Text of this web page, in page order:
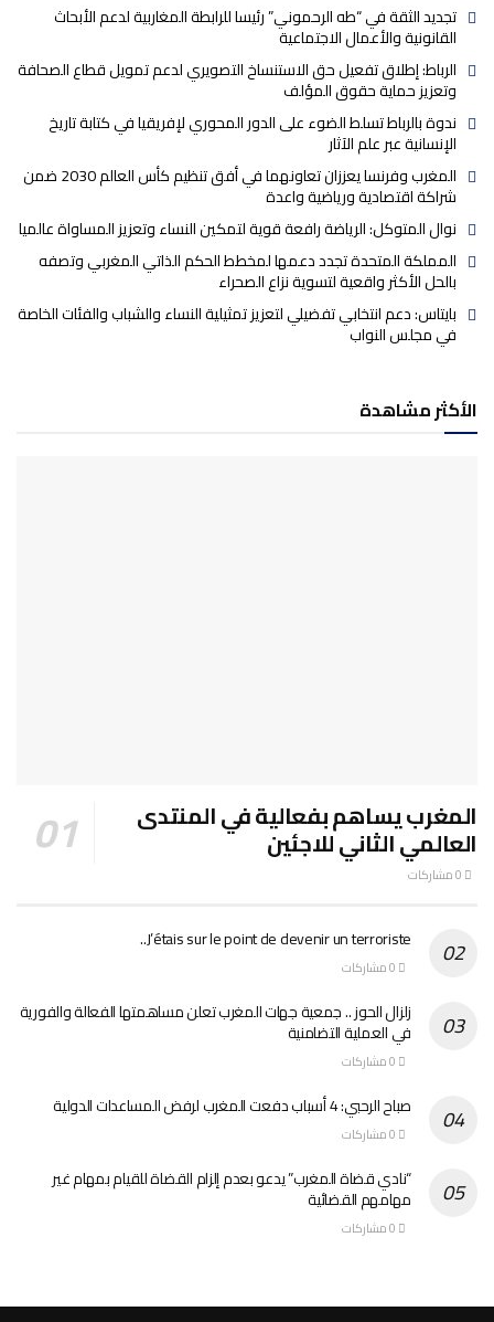
تجديد الثقة في “طه الرحموني” رئيسا للرابطة المغاربية لدعم الأبحاث
القانونية والأعمال الاجتماعية
الرباط: إطلاق تفعيل حق الاستنساخ التصويري لدعم تمويل قطاع الصحافة
وتعزيز حماية حقوق المؤلف
ندوة بالرباط تسلط الضوء على الدور المحوري لإفريقيا في كتابة تاريخ
الإنسانية عبر علم الآثار
المغرب وفرنسا يعززان تعاونهما في أفق تنظيم كأس العالم 2030 ضمن
شراكة اقتصادية ورياضية واعدة
نوال المتوكل: الرياضة رافعة قوية لتمكين النساء وتعزيز المساواة عالميا
المملكة المتحدة تجدد دعمها لمخطط الحكم الذاتي المغربي وتصفه
بالحل الأكثر واقعية لتسوية نزاع الصحراء
بايتاس: دعم انتخابي تفضيلي لتعزيز تمثيلية النساء والشباب والفئات الخاصة
في مجلس النواب
الأكثر مشاهدة
المغرب يساهم بفعالية في المنتدى
العالمي الثاني للاجئين
J’étais sur le point de devenir un terroriste..
زلزال الحوز .. جمعية جهات المغرب تعلن مساهمتها الفعالة والفورية
في العملية التضامنية
صباح الرحبي: 4 أسباب دفعت المغرب لرفض المساعدات الدولية
“نادي قضاة المغرب” يدعو بعدم إلزام القضاة للقيام بمهام غير
مهامهم القضائية